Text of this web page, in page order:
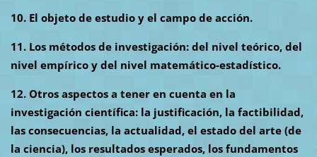
10. El objeto de estudio y el campo de acción.
11. Los métodos de investigación: del nivel teórico, del
nivel empírico y del nivel matemático-estadístico.
12. Otros aspectos a tener en cuenta en la
investigación científica: la justificación, la factibilidad,
las consecuencias, la actualidad, el estado del arte (de
la ciencia), los resultados esperados, los fundamentos